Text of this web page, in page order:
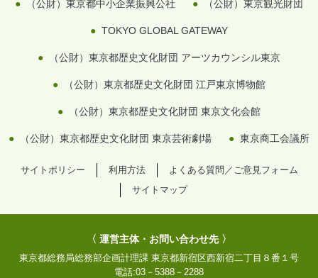
（公財）東京都中小企業振興公社 （公財）東京観光財団
TOKYO GLOBAL GATEWAY
（公財）東京都歴史文化財団 アーツカウンシル東京
（公財）東京都歴史文化財団 江戸東京博物館
（公財）東京都歴史文化財団 東京文化会館
（公財）東京都歴史文化財団 東京芸術劇場 東京商工会議所
サイトポリシー 利用方法
よくある質問／ご意見フォーム
サイトマップ
〈 運営主体・お問い合わせ先 〉
東京都総務局総務部企画計理課 東京都新宿区西新宿二丁目８番１号
電話:03－5388－2288